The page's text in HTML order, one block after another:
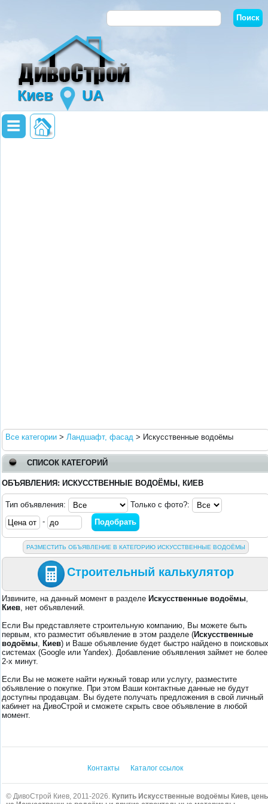
Киев UA
Все категории > Ландшафт, фасад > Искусственные водоёмы
СПИСОК КАТЕГОРИЙ
ОБЪЯВЛЕНИЯ: ИСКУССТВЕННЫЕ ВОДОЁМЫ, КИЕВ
Тип объявления:
Только с фото?:
-
РАЗМЕСТИТЬ ОБЪЯВЛЕНИЕ В КАТЕГОРИЮ ИСКУССТВЕННЫЕ ВОДОЁМЫ
Строительный калькулятор
Извините, на данный момент в разделе Искусственные водоёмы,
Киев, нет объявлений.
Если Вы представляете строительную компанию, Вы можете быть
первым, кто разместит объявление в этом разделе (Искусственные
водоёмы, Киев) и Ваше объявление будет быстро найдено в поисковых
системах (Google или Yandex). Добавление объявления займет не более
2-х минут.
Если Вы не можете найти нужный товар или услугу, разместите
объявление о покупке. При этом Ваши контактные данные не будут
доступны продавцам. Вы будете получать предложения в свой личный
кабинет на ДивоСтрой и сможете скрыть свое объявление в любой
момент.
Контакты Каталог ссылок
© ДивоСтрой Киев, 2011-2026. Купить Искусственные водоёмы Киев,